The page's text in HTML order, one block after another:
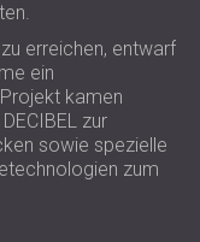
erreichen, entwarf
ein
kamen
zur
sowie spezielle
zum